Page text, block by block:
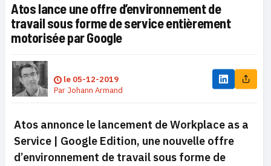
Atos lance une offre d’environnement de
travail sous forme de service entièrement
motorisée par Google
le 05-12-2019
Par Johann Armand
Atos annonce le lancement deWorkplace as a
Service | Google Edition, une nouvelle offre
d’environnement de travail sous forme de